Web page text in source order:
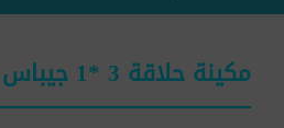
مكينة حلاقة 3 *1 جيباس موديل GLS57521UK